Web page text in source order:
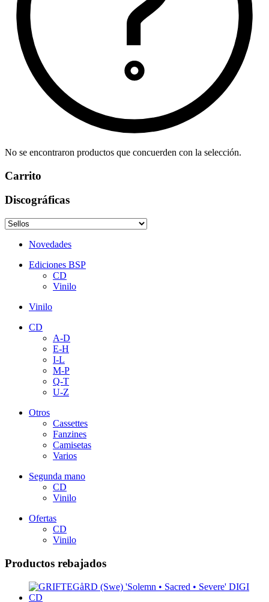
No se encontraron productos que concuerden con la selección.
Carrito
Discográficas
Novedades
Ediciones BSP
CD
Vinilo
Vinilo
CD
A-D
E-H
I-L
M-P
Q-T
U-Z
Otros
Cassettes
Fanzines
Camisetas
Varios
Segunda mano
CD
Vinilo
Ofertas
CD
Vinilo
Productos rebajados